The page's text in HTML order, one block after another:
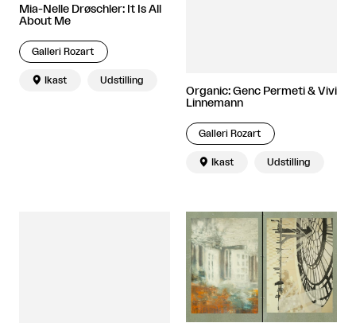
Mia-Nelle Drøschler: It Is All
About Me
Galleri Rozart
 Ikast Udstilling
Organic: Genc Permeti & Vivi
Linnemann
Galleri Rozart
 Ikast Udstilling